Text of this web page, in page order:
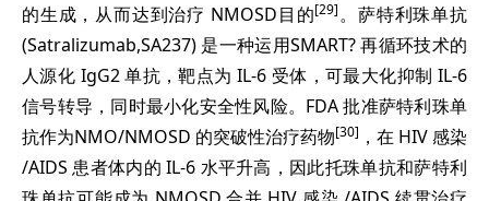
的生成，从而达到治疗 NMOSD目的[29]。萨特利珠单抗
(Satralizumab,SA237) 是一种运用SMART? 再循环技术的
人源化 IgG2 单抗，靶点为 IL-6 受体，可最大化抑制 IL-6
信号转导，同时最小化安全性风险。FDA 批准萨特利珠单
抗作为NMO/NMOSD 的突破性治疗药物[30] ，在 HIV 感染
/AIDS 患者体内的 IL-6 水平升高，因此托珠单抗和萨特利